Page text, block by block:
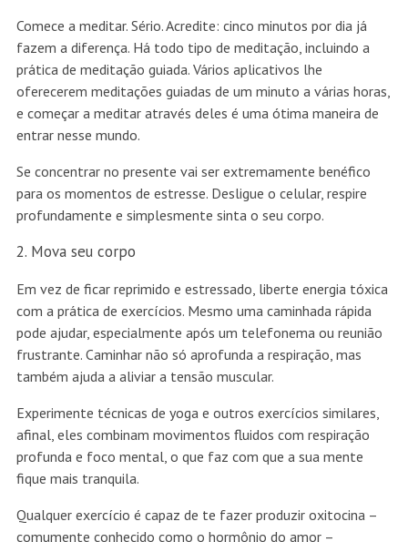
Comece a meditar. Sério. Acredite: cinco minutos por dia já
fazem a diferença. Há todo tipo de meditação, incluindo a
prática de meditação guiada. Vários aplicativos lhe
oferecerem meditações guiadas de um minuto a várias horas,
e começar a meditar através deles é uma ótima maneira de
entrar nesse mundo.
Se concentrar no presente vai ser extremamente benéfico
para os momentos de estresse. Desligue o celular, respire
profundamente e simplesmente sinta o seu corpo.
Mova seu corpo
Em vez de ficar reprimido e estressado, liberte energia tóxica
com a prática de exercícios. Mesmo uma caminhada rápida
pode ajudar, especialmente após um telefonema ou reunião
frustrante. Caminhar não só aprofunda a respiração, mas
também ajuda a aliviar a tensão muscular.
Experimente técnicas de yoga e outros exercícios similares,
afinal, eles combinam movimentos fluidos com respiração
profunda e foco mental, o que faz com que a sua mente
fique mais tranquila.
Qualquer exercício é capaz de te fazer produzir oxitocina –
comumente conhecido como o hormônio do amor –